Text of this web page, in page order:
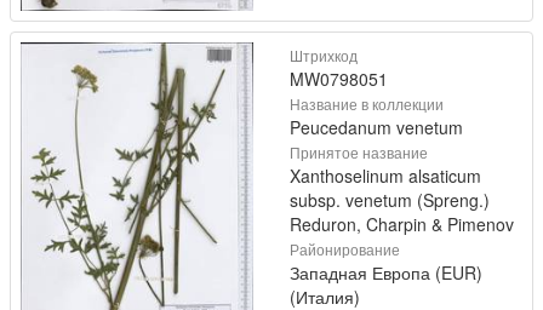
Штрихкод
MW0798051
Название в коллекции
Peucedanum venetum
Принятое название
Xanthoselinum alsaticum
subsp. venetum (Spreng.)
Reduron, Charpin & Pimenov
Районирование
Западная Европа (EUR)
(Италия)